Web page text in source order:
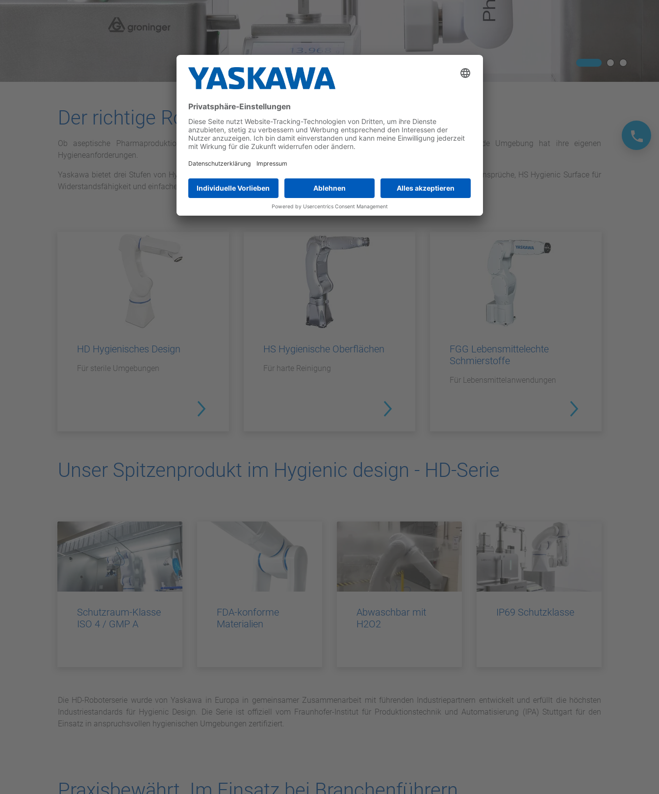
Der richtige Roboter für jede saubere Umgebung
Ob aseptische Pharmaproduktion, hygienische Lebensmittelverarbeitung oder sauberes Handling in Laboren - jede Umgebung hat ihre eigenen
Hygieneanforderungen.
Yaskawa bietet drei Stufen von Hygienerobotern an, um Ihre Anforderungen zu erfüllen: HD Hygienic Design für höchste Ansprüche, HS Hygienic Surface für
Widerstandsfähigkeit und einfache Reinigung und FGG Food Grade Grease für lebensmittelnahe Anwendungen.
HD Hygienisches Design
Für sterile Umgebungen
HS Hygienische Oberflächen
Für harte Reinigung
FGG Lebensmittelechte
Schmierstoffe
Für Lebensmittelanwendungen
Unser Spitzenprodukt im Hygienic design - HD-Serie
Schutzraum-Klasse
ISO 4 / GMP A
FDA-konforme
Materialien
Abwaschbar mit
H2O2
IP69 Schutzklasse
Die HD-Roboterserie wurde von Yaskawa in Europa in gemeinsamer Zusammenarbeit mit führenden Industriepartnern entwickelt und erfüllt die höchsten
Industriestandards für Hygienic Design. Die Serie ist offiziell vom Fraunhofer-Institut für Produktionstechnik und Automatisierung (IPA) Stuttgart für den
Einsatz in anspruchsvollen hygienischen Umgebungen zertifiziert.